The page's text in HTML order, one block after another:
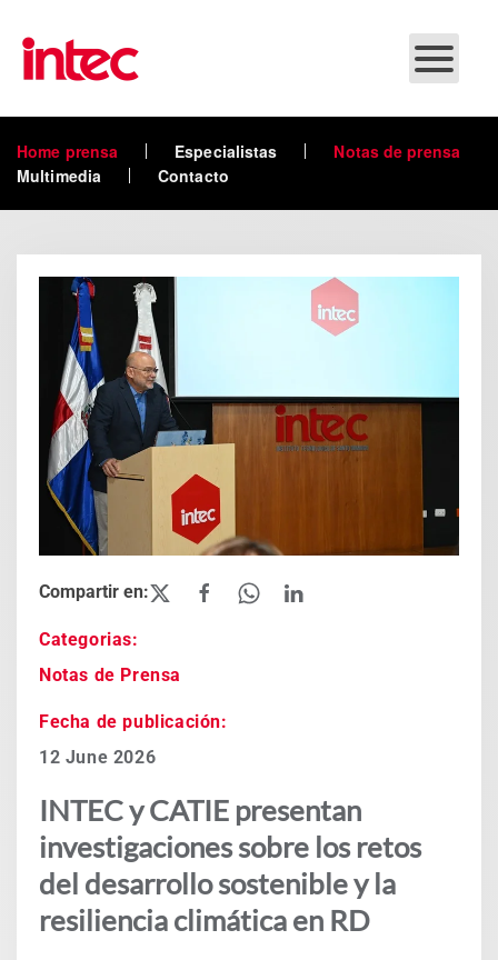
Skip to main content
Home prensa Especialistas
Notas de prensa
Multimedia
Contacto
Categorias:
Notas de Prensa
Fecha de publicación:
12 June 2026
INTEC y CATIE presentan
investigaciones sobre los retos
del desarrollo sostenible y la
resiliencia climática en RD